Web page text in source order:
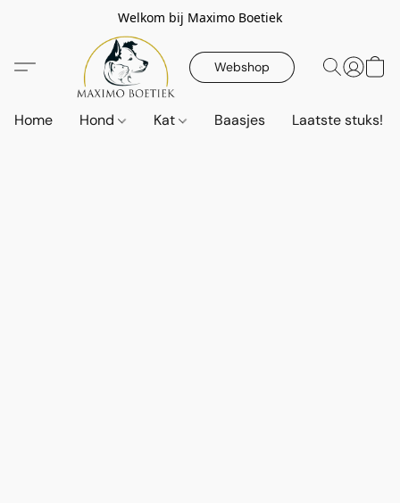
Welkom bij Maximo Boetiek
Webshop
Home Hond Kat Baasjes Laatste stuks!